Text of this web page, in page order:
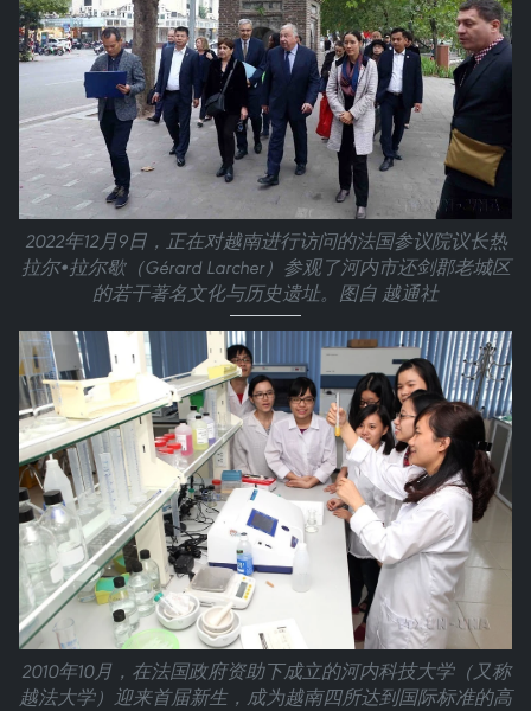
2022年12月9日，正在对越南进行访问的法国参议院议长热
拉尔•拉尔歇（Gérard Larcher）参观了河内市还剑郡老城区
的若干著名文化与历史遗址。图自 越通社
2010年10月，在法国政府资助下成立的河内科技大学（又称
越法大学）迎来首届新生，成为越南四所达到国际标准的高